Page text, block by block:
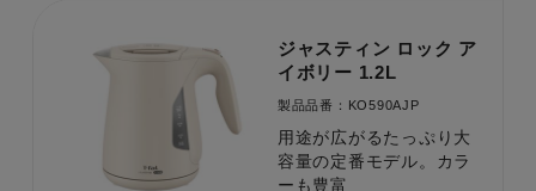
ジャスティン ロック ア
イボリー 1.2L
製品品番：KO590AJP
用途が広がるたっぷり大
容量の定番モデル。カラ
ーも豊富